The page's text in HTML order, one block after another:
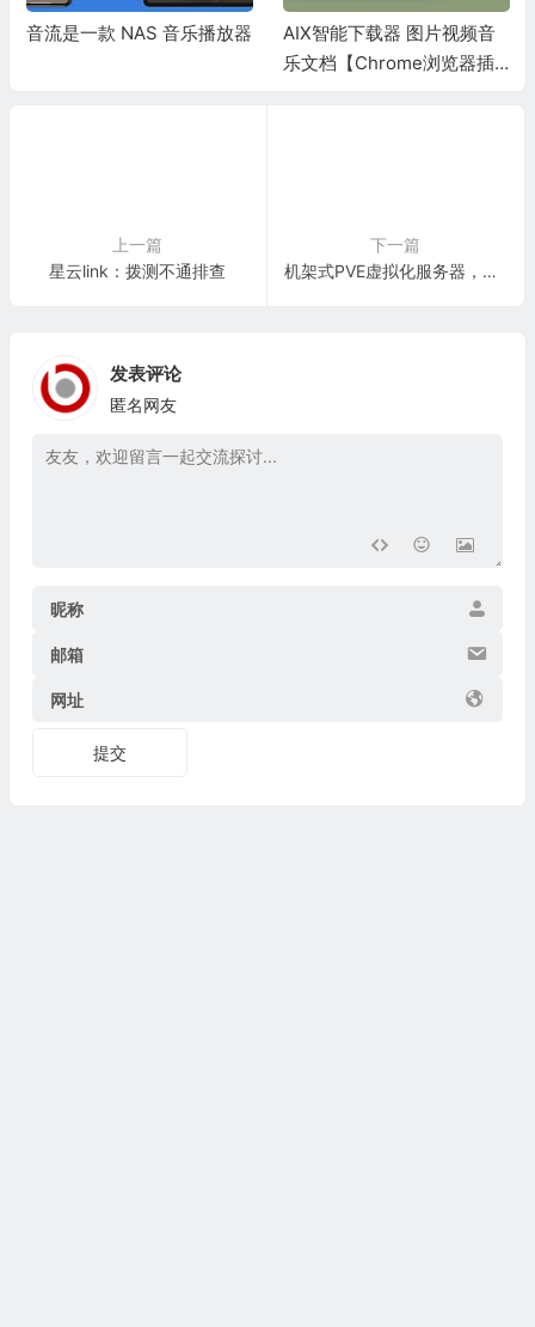
音流是一款 NAS 音乐播放器
AIX智能下载器 图片视频音
乐文档【Chrome浏览器插
上一篇
星云link：拨测不通排查
下一篇
机架式PVE虚拟化服务器，可以实现一机多用
发表评论
匿名网友
昵称
邮箱
网址
提交